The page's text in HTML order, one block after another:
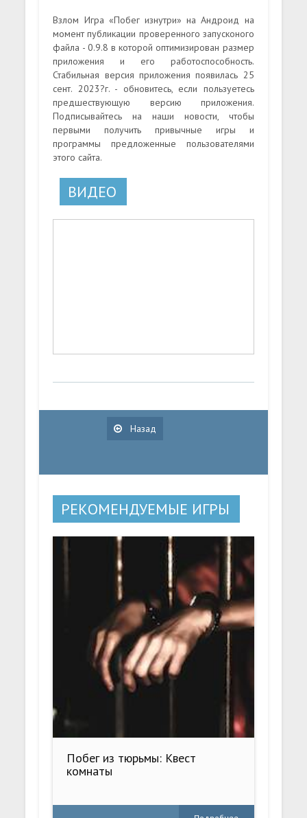
Взлом Игра «Побег изнутри» на Андроид на
момент публикации проверенного запусконого
файла - 0.9.8 в которой оптимизирован размер
приложения и его работоспособность.
Стабильная версия приложения появилась 25
сент. 2023?г. - обновитесь, если пользуетесь
предшествующую версию приложения.
Подписывайтесь на наши новости, чтобы
первыми получить привычные игры и
программы предложенные пользователями
этого сайта.
ВИДЕО
Назад
РЕКОМЕНДУЕМЫЕ ИГРЫ
Побег из тюрьмы: Квест
комнаты